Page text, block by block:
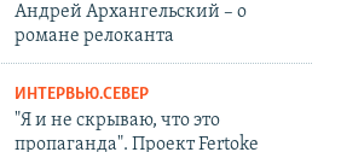
Андрей Архангельский – о
романе релоканта
ИНТЕРВЬЮ.СЕВЕР
"Я и не скрываю, что это
пропаганда". Проект Fertoke